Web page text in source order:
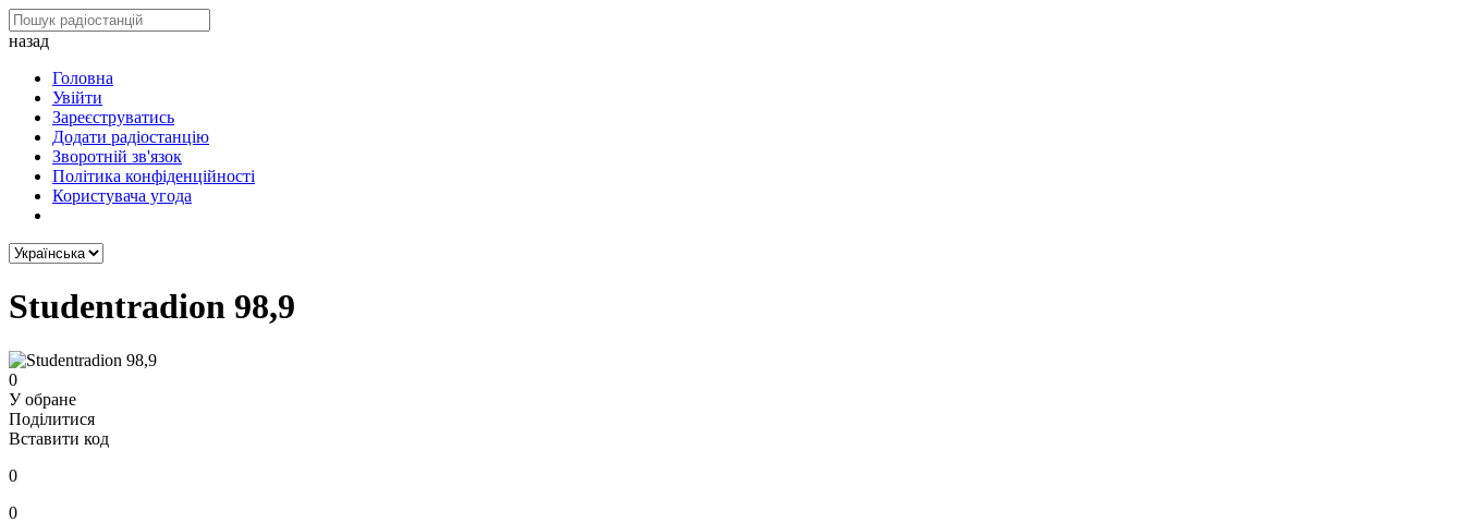
назад
Головна
Увійти
Зареєструватись
Додати радіостанцію
Зворотній зв'язок
Політика конфіденційності
Користувача угода
Studentradion 98,9
0
У обране
Поділитися
Вставити код
0
0